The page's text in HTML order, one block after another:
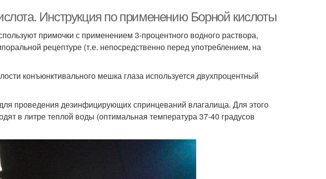
Инструкция по применению Борной кислоты
примочки с применением 3-процентного водного раствора,
рецептуре (т.е. непосредственно перед употреблением, на
конъюнктивального мешка глаза используется двухпроцентный
проведения дезинфицирующих спринцеваний влагалища. Для этого
в литре теплой воды (оптимальная температура 37-40 градусов